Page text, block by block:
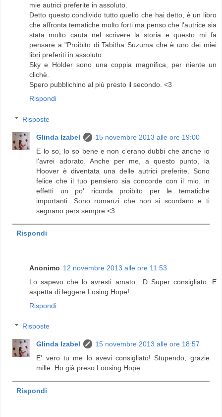
mie autrici preferite in assoluto.
Detto questo condivido tutto quello che hai detto, è un libro
che affronta tematiche molto forti ma penso che l'autrice sia
stata molto cauta nel scrivere la storia e questo mi fa
pensare a "Proibito di Tabitha Suzuma che è uno dei miei
libri preferiti in assoluto.
Sky e Holder sono una coppia magnifica, per niente un
clichè.
Spero pubblichino al più presto il secondo. <3
Rispondi
Risposte
Glinda Izabel
15 novembre 2013 alle ore 19:00
E lo so, lo so bene e non c'erano dubbi che anche io
l'avrei adorato. Anche per me, a questo punto, la
Hoover è diventata una delle autrici preferite. Sono
felice che il tuo pensiero sia concorde con il mio. in
effetti un po' ricorda proibito per le tematiche
importanti. Sono romanzi che non si scordano e ti
segnano pers sempre <3
Rispondi
Anonimo 12 novembre 2013 alle ore 11:53
Lo sapevo che lo avresti amato. :D Super consigliato. E
aspetta di leggere Losing Hope!
Rispondi
Risposte
Glinda Izabel
15 novembre 2013 alle ore 18:57
E' vero tu me lo avevi consigliato! Stupendo, grazie
mille. Ho già preso Loosing Hope
Rispondi